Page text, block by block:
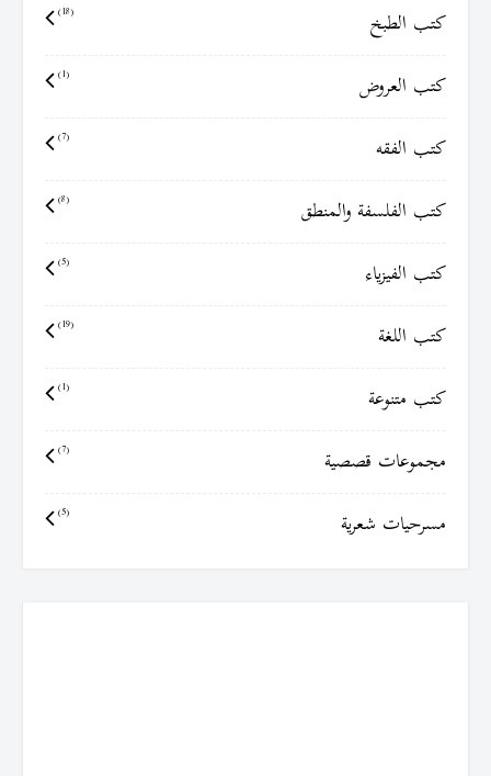
كتب الطبخ (18)
كتب العروض (1)
كتب الفقه (7)
كتب الفلسفة والمنطق (8)
كتب الفيزياء (5)
كتب اللغة (19)
كتب متنوعة (1)
مجموعات قصصية (7)
مسرحيات شعرية (5)